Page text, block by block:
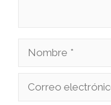
Nombre
Correo